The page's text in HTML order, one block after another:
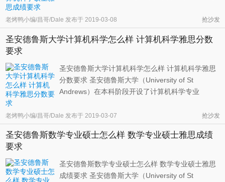
本科背景为计算机相关专业的学生提供追逐他们的
兴趣，深入研究该领域的机会。学生可以灵活的从
一系列前沿科目中选择自己喜 ...
老烤鸭小编/昌哥/Dale 发布于 2019-03-08 抢沙发
圣安德鲁斯大学计算机科学怎么样 计算机科学雅思分数
要求
圣安德鲁斯大学计算机科学怎么样 计算机科学雅思
分数要求 圣安德鲁斯大学（University of St
Andrews）在本科阶段开设了计算机科学专业
BSc（Bachelor of Science）学位。该专业为学生在
计算机科学的理论和实验方面打下坚实的基础。学
生将会学习如果对进行编程，以及系统是 ...
老烤鸭小编/昌哥/Dale 发布于 2019-03-07 抢沙发
圣安德鲁斯数学专业硕士怎么样 数学专业硕士雅思成绩
要求
圣安德鲁斯数学专业硕士怎么样 数学专业硕士雅思
成绩要求 圣安德鲁斯大学（University of St